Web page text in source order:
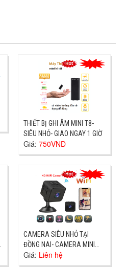
THIẾT BỊ GHI ÂM MINI T8-
SIÊU NHỎ- GIAO NGAY 1 GIỜ
Giá: 750VNĐ
CAMERA SIÊU NHỎ TẠI
ĐỒNG NAI- CAMERA MINI
V4- CỬA HÀNG TẠI TÂN VẠN
Giá: Liên hệ